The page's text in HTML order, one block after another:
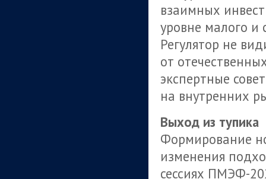
взаимных
уровне малого и
Регулятор не
от
экспертные
на внутренних
Выход из тупика
Формирование
изменения
сессиях ПМЭФ-